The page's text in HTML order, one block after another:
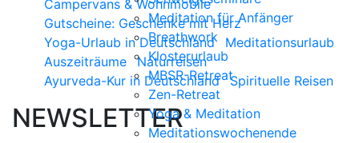
Meditation für Anfänger
Breathwork
Klosterurlaub
MBSR-Retreat
Zen-Retreat
Yoga & Meditation
Meditationswochenende
Campervans & Wohnmobile
Gutscheine: Geschenke mit Herz
Yoga-Urlaub in Deutschland
Meditationsurlaub
Auszeiträume
Naturreisen
Ayurveda-Kur in Deutschland
Spirituelle Reisen
NEWSLETTER